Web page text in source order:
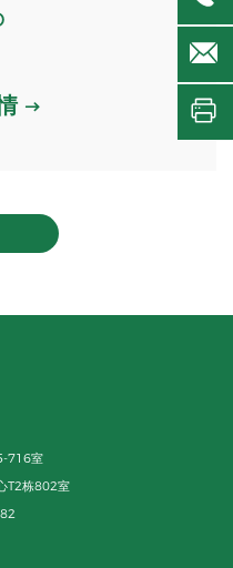
716室
T2栋802室